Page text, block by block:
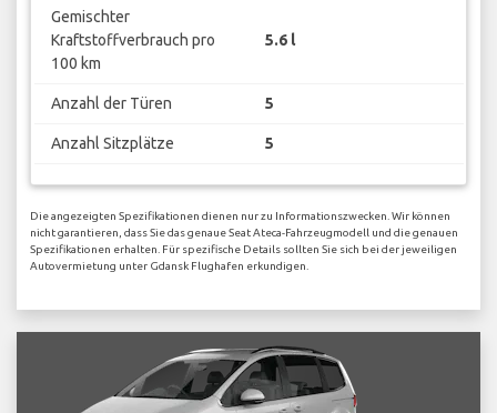
Gemischter
Kraftstoffverbrauch pro
100 km
5.6 l
Anzahl der Türen 5
Anzahl Sitzplätze 5
Die angezeigten Spezifikationen dienen nur zu Informationszwecken. Wir können
nicht garantieren, dass Sie das genaue Seat Ateca-Fahrzeugmodell und die genauen
Spezifikationen erhalten. Für spezifische Details sollten Sie sich bei der jeweiligen
Autovermietung unter Gdansk Flughafen erkundigen.